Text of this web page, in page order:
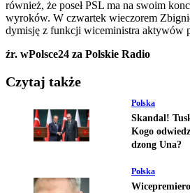
również, że poseł PSL ma na swoim
wyroków. W czwartek wieczorem
dymisję z funkcji wiceministra aktywów
źr. wPolsce24 za Polskie Radio
Czytaj także
Polska
Skandal!
Kogo
dzong Una?
Polska